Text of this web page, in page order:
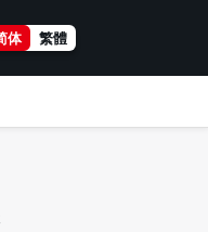
体 繁體